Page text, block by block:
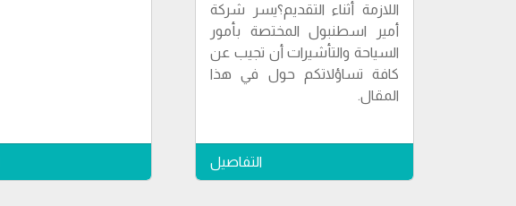
اللازمة أثناء التقديم؟يسر شركة
أمير اسطنبول المختصة بأمور
السياحة والتأشيرات أن تجيب عن
كافة تساؤلاتكم حول في هذا
المقال.
التفاصيل